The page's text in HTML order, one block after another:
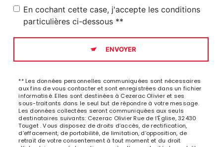
En cochant cette case, j'accepte les conditions
particulières ci-dessous **
ENVOYER
** Les données personnelles communiquées sont nécessaires
aux fins de vous contacter et sont enregistrées dans un fichier
informatisé. Elles sont destinées à Cezerac Olivier et ses
sous-traitants dans le seul but de répondre à votre message.
Les données collectées seront communiquées aux seuls
destinataires suivants: Cezerac Olivier Rue de l'Église, 32430
Touget . Vous disposez de droits d’accès, de rectification,
d’effacement, de portabilité, de limitation, d’opposition, de
retrait de votre consentement à tout moment et du droit